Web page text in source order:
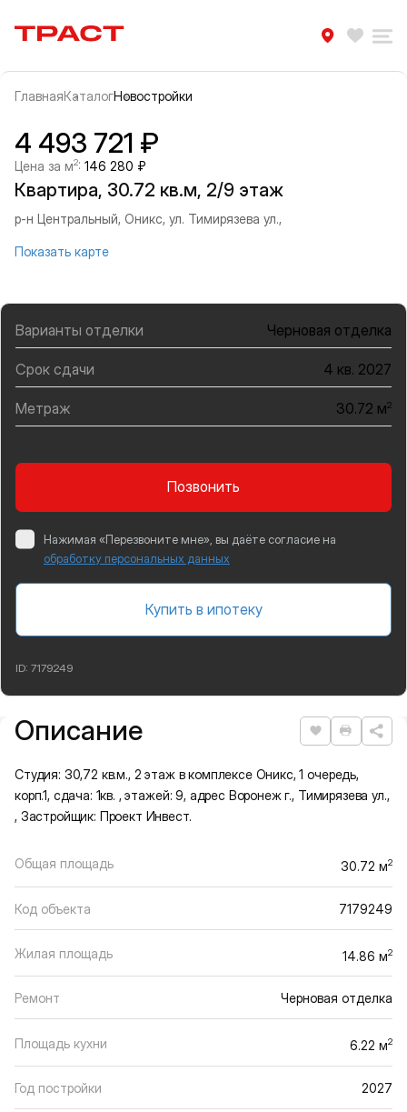
Траст | Служба недвижимости
ГлавнаяКаталогНовостройки
Информация об объекте
Галерея
4 493 721 ₽
Цена за м2: 146 280 ₽
Квартира, 30.72 кв.м, 2/9 этаж
р-н Центральный, Оникс, ул. Тимирязева ул.,
Показать карте
Варианты отделки Черновая отделка
Срок сдачи 4 кв. 2027
Метраж 30.72 м2
Позвонить
Нажимая «Перезвоните мне», вы даёте согласие на
обработку персональных данных
Купить в ипотеку
ID: 7179249
Подробная информация
Описание Нравится
Студия: 30,72 кв.м., 2 этаж в комплексе Оникс, 1 очередь,
корп.1, сдача: 1кв. , этажей: 9, адрес Воронеж г., Тимирязева ул.,
, Застройщик: Проект Инвест.
Общая площадь 30.72 м2
Код объекта 7179249
Жилая площадь 14.86 м2
Ремонт Черновая отделка
Площадь кухни 6.22 м2
Год постройки 2027